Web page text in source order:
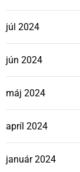
júl 2024
jún 2024
máj 2024
apríl 2024
január 2024